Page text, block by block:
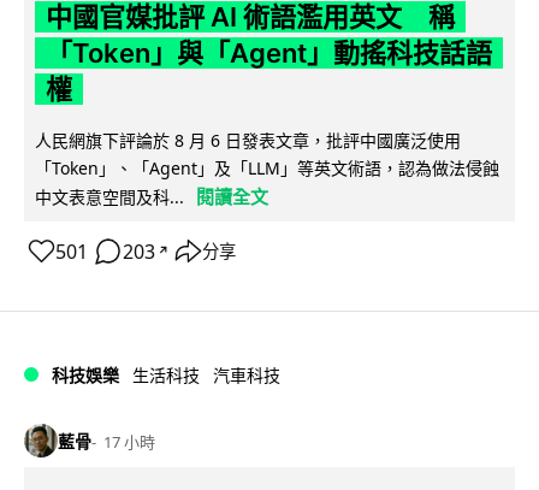
中國官媒批評 AI 術語濫用英文 稱
「Token」與「Agent」動搖科技話語
權
人民網旗下評論於 8 月 6 日發表文章，批評中國廣泛使用
「Token」、「Agent」及「LLM」等英文術語，認為做法侵蝕
中文表意空間及科...
閱讀全文
501 203 ↗ 分享
科技娛樂 生活科技 汽車科技
藍骨 17 小時